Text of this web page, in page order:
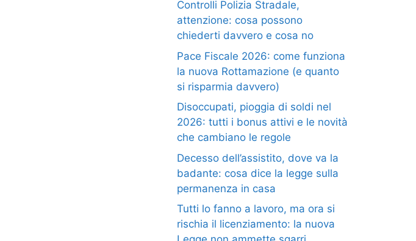
Controlli Polizia Stradale,
attenzione: cosa possono
chiederti davvero e cosa no
Pace Fiscale 2026: come funziona
la nuova Rottamazione (e quanto
si risparmia davvero)
Disoccupati, pioggia di soldi nel
2026: tutti i bonus attivi e le novità
che cambiano le regole
Decesso dell’assistito, dove va la
badante: cosa dice la legge sulla
permanenza in casa
Tutti lo fanno a lavoro, ma ora si
rischia il licenziamento: la nuova